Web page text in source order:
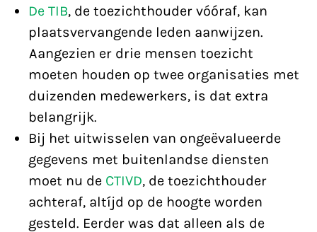
De TIB, de toezichthouder vóóraf, kan
plaatsvervangende leden aanwijzen.
Aangezien er drie mensen toezicht
moeten houden op twee organisaties met
duizenden medewerkers, is dat extra
belangrijk.
Bij het uitwisselen van ongeëvalueerde
gegevens met buitenlandse diensten
moet nu de CTIVD, de toezichthouder
achteraf, altíjd op de hoogte worden
gesteld. Eerder was dat alleen als de